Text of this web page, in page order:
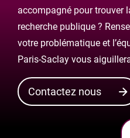
accompagné pour trouver
recherche publique ?
votre problématique et
Paris-Saclay vous
Contactez nous